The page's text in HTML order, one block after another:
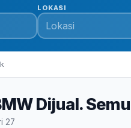
LOKASI
Dijual.
27